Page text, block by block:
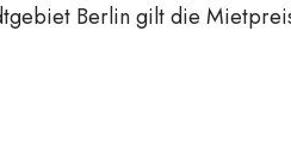
Berlin gilt die